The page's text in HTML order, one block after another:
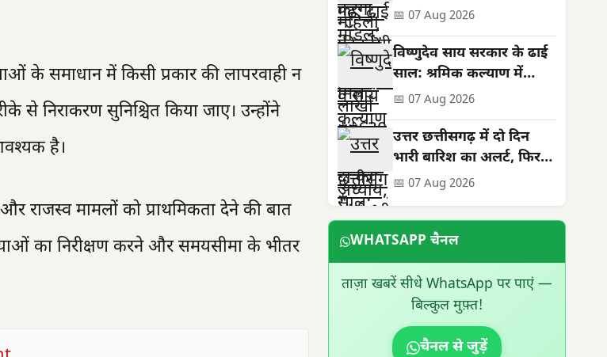
के समाधान में किसी प्रकार की लापरवाही न
से निराकरण सुनिश्चित किया जाए। उन्होंने
है।
राजस्व मामलों को प्राथमिकता देने की बात
का निरीक्षण करने और समयसीमा के भीतर
अध्याय, बनी राष्ट्रीय पहचान
📅 07 Aug 2026
विष्णुदेव साय सरकार के ढाई
साल: श्रमिक कल्याण में
ऐतिहासिक उपलब्धियां
📅 07 Aug 2026
उत्तर छत्तीसगढ़ में दो दिन
भारी बारिश का अलर्ट, फिर
थमेगा जोर
📅 07 Aug 2026
WHATSAPP चैनल
ताज़ा खबरें सीधे WhatsApp पर पाएं —
बिल्कुल मुफ़्त!
चैनल से जुड़ें